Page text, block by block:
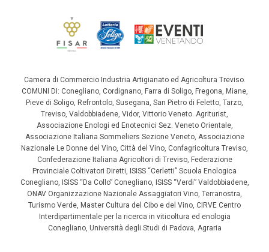
Camera di Commercio Industria Artigianato ed Agricoltura Treviso.
COMUNI DI: Conegliano, Cordignano, Farra di Soligo, Fregona, Miane,
Pieve di Soligo, Refrontolo, Susegana, San Pietro di Feletto, Tarzo,
Treviso, Valdobbiadene, Vidor, Vittorio Veneto. Agriturist,
Associazione Enologi ed Enotecnici Sez. Veneto Orientale,
Associazione Italiana Sommeliers Sezione Veneto, Associazione
Nazionale Le Donne del Vino, Città del Vino, Confagricoltura Treviso,
Confederazione Italiana Agricoltori di Treviso, Federazione
Provinciale Coltivatori Diretti, ISISS “Cerletti” Scuola Enologica
Conegliano, ISISS “Da Collo” Conegliano, ISISS “Verdi” Valdobbiadene,
ONAV Organizzazione Nazionale Assaggiatori Vino, Terranostra,
Turismo Verde, Master Cultura del Cibo e del Vino, CIRVE Centro
Interdipartimentale per la ricerca in viticoltura ed enologia
Conegliano, Università degli Studi di Padova, Agraria